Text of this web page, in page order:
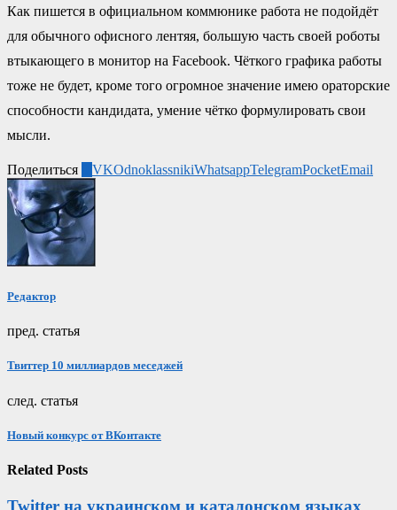
Как пишется в официальном коммюнике работа не подойдёт
для обычного офисного лентяя, большую часть своей роботы
втыкающего в монитор на Facebook. Чёткого графика работы
тоже не будет, кроме того огромное значение имею ораторские
способности кандидата, умение чётко формулировать свои
мысли.
Поделиться VKOdnoklassnikiWhatsappTelegramPocketEmail
Редактор
пред. статья
Твиттер 10 миллиардов меседжей
след. статья
Новый конкурс от ВКонтакте
Related Posts
Twitter на украинском и каталонском языках